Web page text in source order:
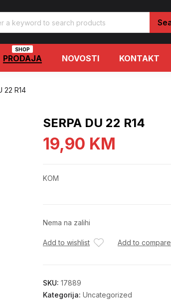
PRODAJA
SHOP
NOVOSTI KONTAKT
22 R14
SERPA DU 22 R14
19,90 KM
KOM
Nema na zalihi
Add to wishlist Add to compare
SKU: 17889
Kategorija: Uncategorized